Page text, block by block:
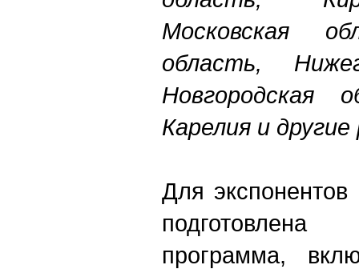
Московская
область,
Новгородская
Карелия и
Для
программа,